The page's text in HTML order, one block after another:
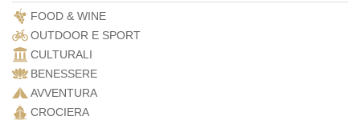
FOOD & WINE
OUTDOOR E SPORT
CULTURALI
BENESSERE
AVVENTURA
CROCIERA